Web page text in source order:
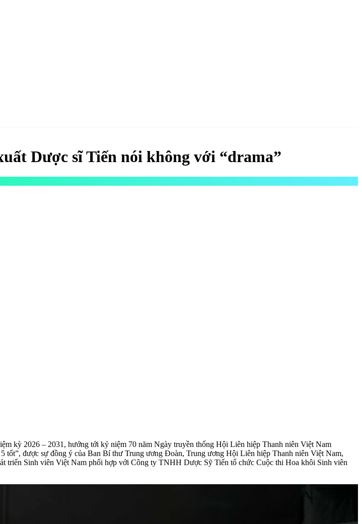
Dược sĩ Tiến nói không với “drama”
kỳ 2026 – 2031, hướng tới kỷ niệm 70 năm Ngày truyền thống Hội Liên hiệp Thanh niên Việt Nam
tốt”, được sự đồng ý của Ban Bí thư Trung ương Đoàn, Trung ương Hội Liên hiệp Thanh niên Việt Nam,
triển Sinh viên Việt Nam phối hợp với Công ty TNHH Dược Sỹ Tiến tổ chức Cuộc thi Hoa khôi Sinh viên